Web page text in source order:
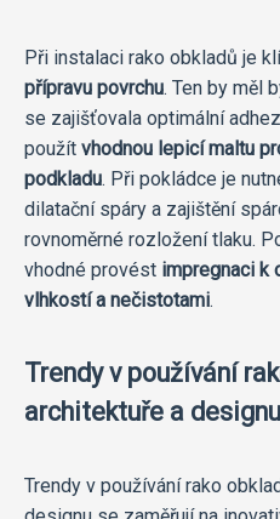
Při instalaci rako obkladů je
přípravu povrchu. Ten by měl
se zajišťovala optimální
použít vhodnou lepicí maltu
podkladu. Při pokládce je
dilatační spáry a zajištění
rovnoměrné rozložení tlaku.
vhodné provést impregnaci k
vlhkostí a nečistotami.
Trendy v používání
architektuře a
Trendy v používání rako